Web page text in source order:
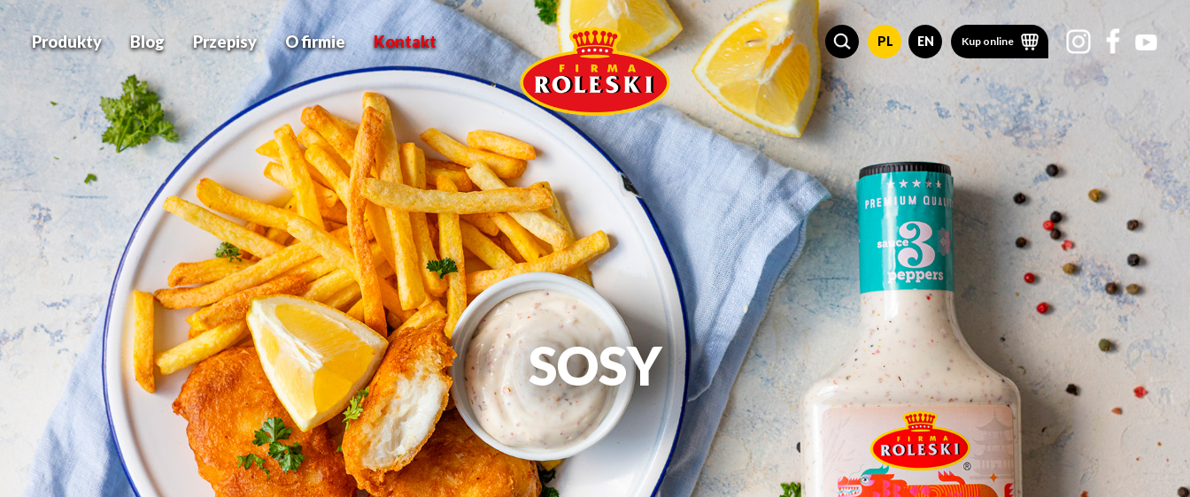
Produkty Blog Przepisy O firmie Kontakt PL EN Kup online
SOSY